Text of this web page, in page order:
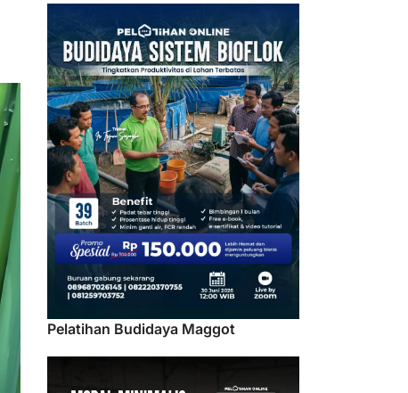
Pelatihan Budidaya Maggot